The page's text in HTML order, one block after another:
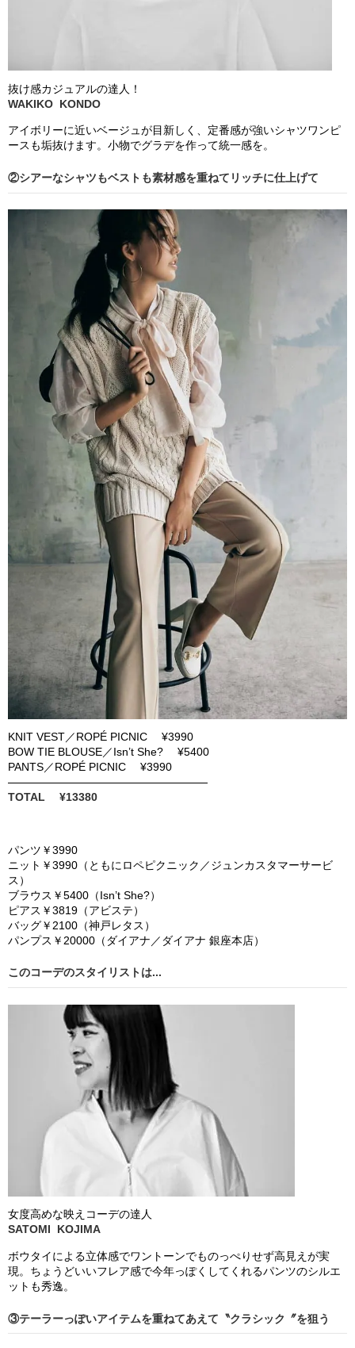
抜け感カジュアルの達人！
WAKIKO KONDO
アイボリーに近いベージュが目新しく、定番感が強いシャツワンピ
ースも垢抜けます。小物でグラデを作って統一感を。
②シアーなシャツもベストも素材感を重ねてリッチに仕上げて
KNIT VEST／ ROPÉ PICNIC ¥3990
BOW TIE BLOUSE／ Isn’t She? ¥5400
PANTS／ ROPÉ PICNIC ¥3990
TOTAL ¥13380
パンツ￥ 3990
ニット￥ 3990 （ともにロペピクニック／ジュンカスタマーサービ
ス）
ブラウス￥ 5400 （ Isn’t She?）
ピアス￥ 3819 （アビステ）
バッグ￥ 2100 （神戸レタス）
パンプス￥ 20000 （ダイアナ／ダイアナ 銀座本店）
このコーデのスタイリストは...
女度高めな映えコーデの達人
SATOMI KOJIMA
ボウタイによる立体感でワントーンでものっぺりせず高見えが実
現。ちょうどいいフレア感で今年っぽくしてくれるパンツのシルエ
ットも秀逸。
③テーラーっぽいアイテムを重ねてあえて〝クラシック〞を狙う